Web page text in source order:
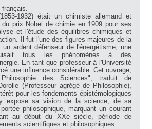
français.
1932) était un chimiste allemand et
du prix Nobel de chimie en 1909 pour ses
et l'étude des équilibres chimiques et
Il fut l'une des figures majeures de la
ardent défenseur de l'énergétisme, une
tous les phénomènes à des
En tant que professeur à l'Université
une influence considérable. Cet ouvrage,
des Sciences", traduit de
(Professeur agrégé de Philosophie),
pour les fondements épistémologiques
expose sa vision de la science, de sa
philosophique, marquant un courant
au début du XXe siècle, période de
scientifiques et philosophiques.